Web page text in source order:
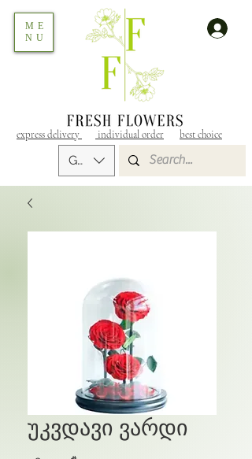
GEL (GEL)
express delivery individual order best choice
ME
NU
უკვდავი ვარდი